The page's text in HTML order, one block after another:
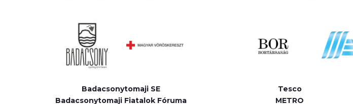
Badacsonytomaji SE
Badacsonytomaji Fiatalok Fóruma
Tesco
METRO